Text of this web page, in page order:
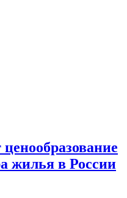
жилья в России